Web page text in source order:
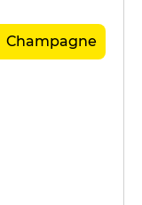
Champagne